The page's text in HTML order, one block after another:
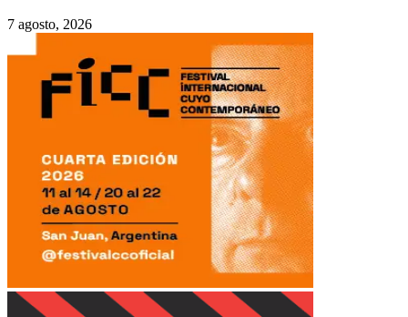
7 agosto, 2026